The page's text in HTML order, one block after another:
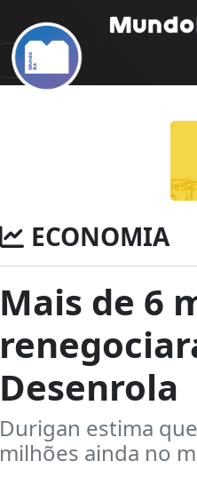
ECONOMIA
Mais de 6
Desenrola
Durigan estima
milhões ainda no